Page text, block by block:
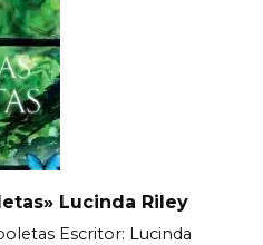
Lucinda Riley
Еscritor: Lucinda